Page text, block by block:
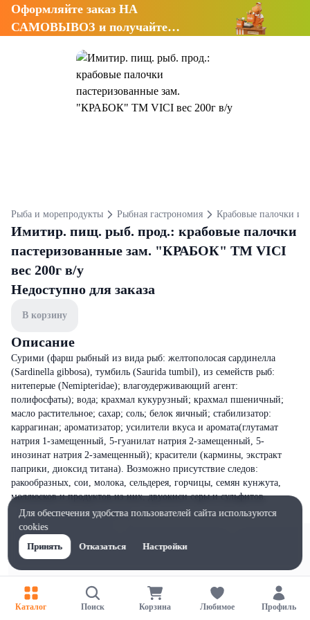
Оформляйте заказ НА
САМОВЫВОЗ и получайте
Рыба и морепродукты Рыбная гастрономия Крабовые палочки и
Имитир. пищ. рыб. прод.: крабовые палочки
пастеризованные зам. "КРАБОК" ТМ VICI
вес 200г в/у
Недоступно для заказа
В корзину
Описание
Сурими (фарш рыбный из вида рыб: желтополосая сардинелла
(Sardinella gibbosa), тумбиль (Saurida tumbil), из семейств рыб:
нитеперые (Nemipteridae); влагоудерживающий агент:
полифосфаты); вода; крахмал кукурузный; крахмал пшеничный;
масло растительное; сахар; соль; белок яичный; стабилизатор:
каррагинан; ароматизатор; усилители вкуса и аромата(глутамат
натрия 1-замещенный, 5-гуанилат натрия 2-замещенный, 5-
инозинат натрия 2-замещенный); красители (кармины, экстракт
паприки, диоксид титана). Возможно присутствие следов:
ракообразных, сои, молока, сельдерея, горчицы, семян кунжута,
моллюсков и продуктов из них, двуокиси серы и сульфитов.
Каталог Поиск Корзина Любимое Профиль
Для обеспечения удобства пользователей сайта используются
cookies
Принять
Отказаться Настройки